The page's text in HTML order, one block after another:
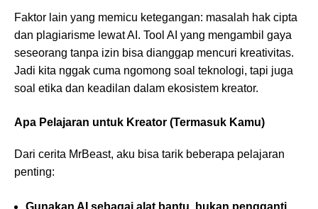
Faktor lain yang memicu ketegangan: masalah hak cipta
dan plagiarisme lewat AI. Tool AI yang mengambil gaya
seseorang tanpa izin bisa dianggap mencuri kreativitas.
Jadi kita nggak cuma ngomong soal teknologi, tapi juga
soal etika dan keadilan dalam ekosistem kreator.
Apa Pelajaran untuk Kreator (Termasuk Kamu)
Dari cerita MrBeast, aku bisa tarik beberapa pelajaran
penting:
Gunakan AI sebagai alat bantu, bukan pengganti.